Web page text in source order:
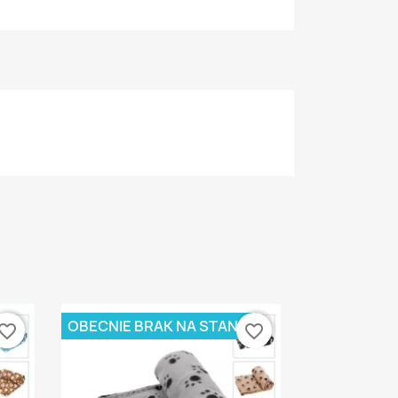
OBECNIE BRAK NA STANIEfavorite_border